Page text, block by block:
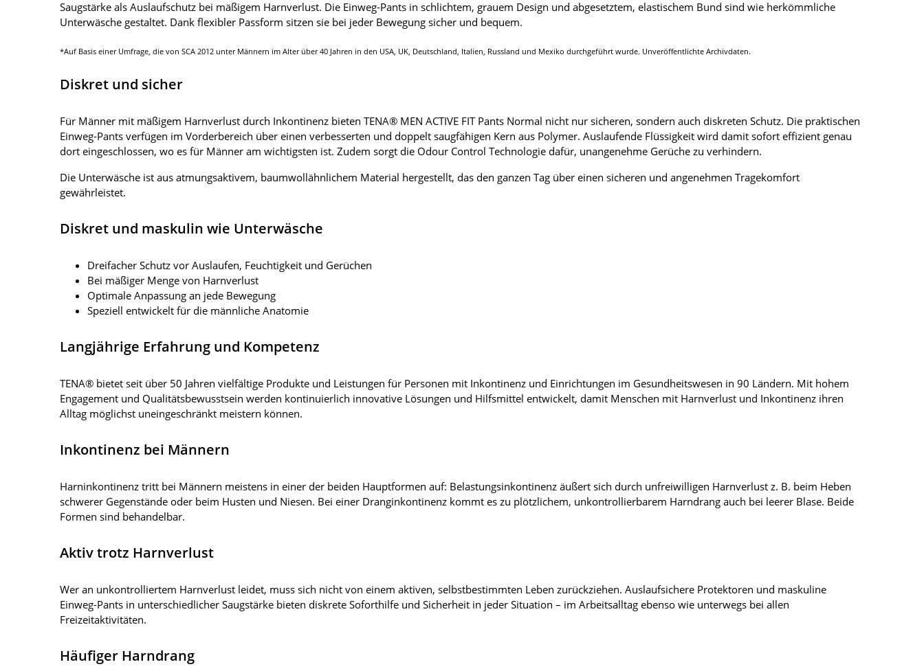
Saugstärke als Auslaufschutz bei mäßigem Harnverlust. Die Einweg-Pants in schlichtem, grauem Design und abgesetztem, elastischem Bund sind wie herkömmliche
Unterwäsche gestaltet. Dank flexibler Passform sitzen sie bei jeder Bewegung sicher und bequem.
*Auf Basis einer Umfrage, die von SCA 2012 unter Männern im Alter über 40 Jahren in den USA, UK, Deutschland, Italien, Russland und Mexiko durchgeführt wurde. Unveröffentlichte Archivdaten.
Diskret und sicher
Für Männer mit mäßigem Harnverlust durch Inkontinenz bieten TENA® MEN ACTIVE FIT Pants Normal nicht nur sicheren, sondern auch diskreten Schutz. Die praktischen
Einweg-Pants verfügen im Vorderbereich über einen verbesserten und doppelt saugfähigen Kern aus Polymer. Auslaufende Flüssigkeit wird damit sofort effizient genau
dort eingeschlossen, wo es für Männer am wichtigsten ist. Zudem sorgt die Odour Control Technologie dafür, unangenehme Gerüche zu verhindern.
Die Unterwäsche ist aus atmungsaktivem, baumwollähnlichem Material hergestellt, das den ganzen Tag über einen sicheren und angenehmen Tragekomfort
gewährleistet.
Diskret und maskulin wie Unterwäsche
Dreifacher Schutz vor Auslaufen, Feuchtigkeit und Gerüchen
Bei mäßiger Menge von Harnverlust
Optimale Anpassung an jede Bewegung
Speziell entwickelt für die männliche Anatomie
Langjährige Erfahrung und Kompetenz
TENA® bietet seit über 50 Jahren vielfältige Produkte und Leistungen für Personen mit Inkontinenz und Einrichtungen im Gesundheitswesen in 90 Ländern. Mit hohem
Engagement und Qualitätsbewusstsein werden kontinuierlich innovative Lösungen und Hilfsmittel entwickelt, damit Menschen mit Harnverlust und Inkontinenz ihren
Alltag möglichst uneingeschränkt meistern können.
Inkontinenz bei Männern
Harninkontinenz tritt bei Männern meistens in einer der beiden Hauptformen auf: Belastungsinkontinenz äußert sich durch unfreiwilligen Harnverlust z. B. beim Heben
schwerer Gegenstände oder beim Husten und Niesen. Bei einer Dranginkontinenz kommt es zu plötzlichem, unkontrollierbarem Harndrang auch bei leerer Blase. Beide
Formen sind behandelbar.
Aktiv trotz Harnverlust
Wer an unkontrolliertem Harnverlust leidet, muss sich nicht von einem aktiven, selbstbestimmten Leben zurückziehen. Auslaufsichere Protektoren und maskuline
Einweg-Pants in unterschiedlicher Saugstärke bieten diskrete Soforthilfe und Sicherheit in jeder Situation – im Arbeitsalltag ebenso wie unterwegs bei allen
Freizeitaktivitäten.
Häufiger Harndrang